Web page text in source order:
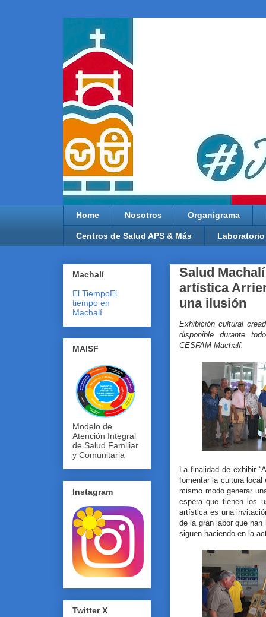
Home Nosotros Organigrama
Centros de Salud APS & Más Laboratorio
Salud
artística
una ilusión
Exhibición cultural
disponible durante
CESFAM Machalí.
La finalidad de exhibir
fomentar la cultura
mismo modo generar
espera que tienen los
artística es una
de la gran labor que
siguen haciendo en la
Machalí
El TiempoEl
tiempo en
Machalí
MAISF
Modelo de
Atención Integral
de Salud Familiar
y Comunitaria
Instagram
Twitter X